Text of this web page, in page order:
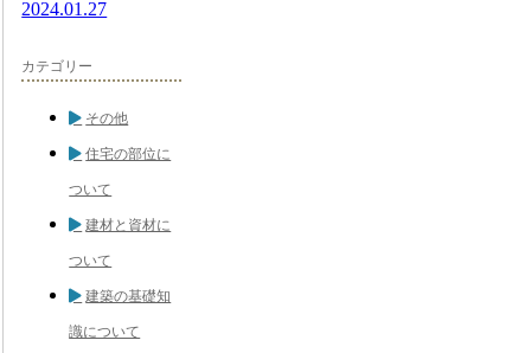
2024.01.27
カテゴリー
その他
住宅の部位に
ついて
建材と資材に
ついて
建築の基礎知
識について